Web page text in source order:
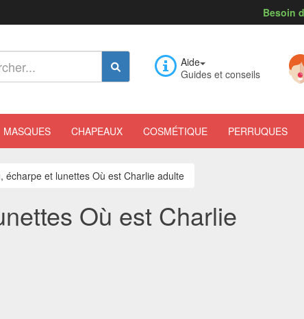
Besoin
Aide
Guides et conseils
MASQUES CHAPEAUX COSMÉTIQUE PERRUQUES
écharpe et lunettes Où est Charlie adulte
Où est Charlie